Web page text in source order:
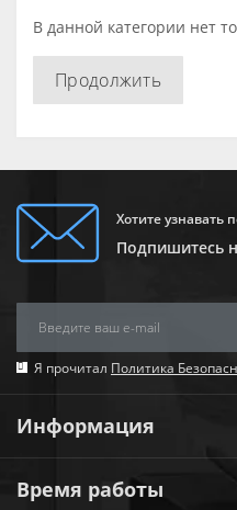
В данной категории нет
Продолжить
Хотите узнавать
Подпишитесь
Я прочитал Политика
Информация
Время работы